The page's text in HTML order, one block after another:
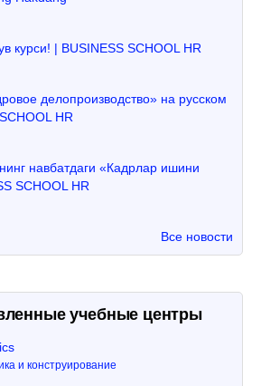
курси! | BUSINESS SCHOOL HR
делопроизводство» на русском
HR
навбатдаги «Кадрлар ишини
SCHOOL HR
Все новости
учебные центры
и конструирование